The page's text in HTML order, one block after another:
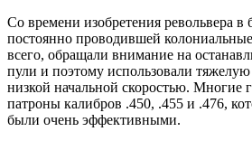
Со времени изобретения револьвера в
постоянно проводившей
всего, обращали внимание на
пули и поэтому использовали
низкой начальной скоростью. Многие
патроны калибров .450, .455 и .476,
были очень эффективными.